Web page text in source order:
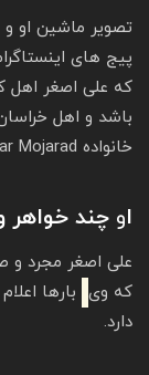
تصویر ماشین او
پیج های
که علی اصغر
باشد و اهل
خانواده Ali Asghar Mojarad وضع مالی معمولی دارند.
او چند خواهر و
علی اصغر مجرد و
که وی بارها
دارد.